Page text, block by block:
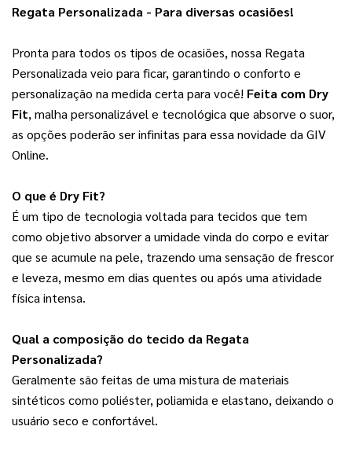
Regata Personalizada - Para diversas ocasiões!
Pronta para todos os tipos de ocasiões, nossa Regata
Personalizada veio para ficar, garantindo o conforto e
personalização na medida certa para você! Feita com Dry
Fit, malha personalizável e tecnológica que absorve o suor,
as opções poderão ser infinitas para essa novidade da GIV
Online.
O que é Dry Fit?
É um tipo de tecnologia voltada para tecidos que tem
como objetivo absorver a umidade vinda do corpo e evitar
que se acumule na pele, trazendo uma sensação de frescor
e leveza, mesmo em dias quentes ou após uma atividade
física intensa.
Qual a composição do tecido da Regata
Personalizada?
Geralmente são feitas de uma mistura de materiais
sintéticos como poliéster, poliamida e elastano, deixando o
usuário seco e confortável.